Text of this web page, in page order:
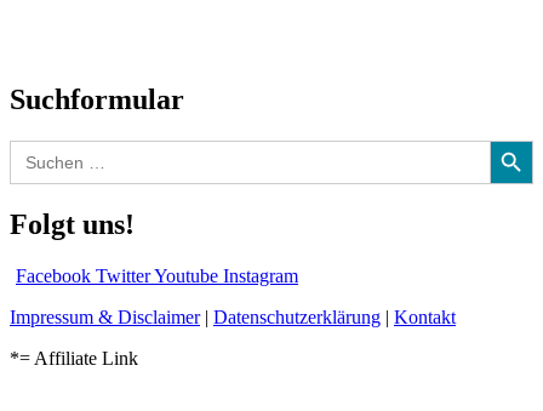
Suchformular
Search
for:
Search Button
Folgt uns!
Facebook TwitterYoutube Instagram
Impressum & Disclaimer| Datenschutzerklärung | Kontakt
*= Affiliate Link